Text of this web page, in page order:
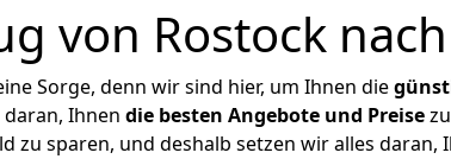
von Rostock
Sorge, denn wir sind hier, um Ihnen die
Ihnen die besten Angebote und Preisezu
zu sparen, und deshalb setzen wir alles daran,